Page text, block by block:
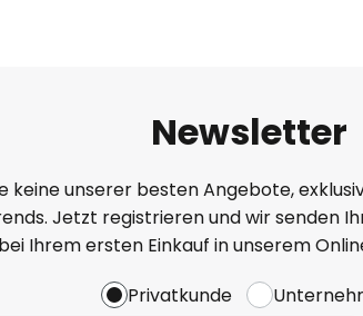
Newsletter
keine unserer besten Angebote,
Jetzt registrieren und wir senden
Ihrem ersten Einkauf in unserem
Privatkunde